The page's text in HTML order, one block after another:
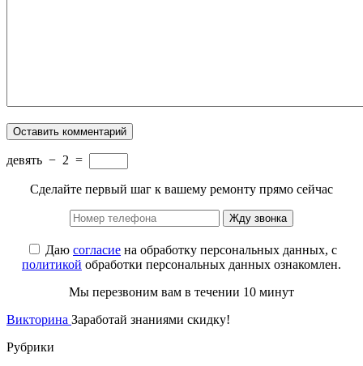
девять − 2 =
Сделайте первый шаг к вашему ремонту прямо сейчас
Жду звонка
Даю согласие на обработку персональных данных, с
политикой обработки персональных данных ознакомлен.
Мы перезвоним вам в течении 10 минут
Викторина Заработай знаниями скидку!
Рубрики